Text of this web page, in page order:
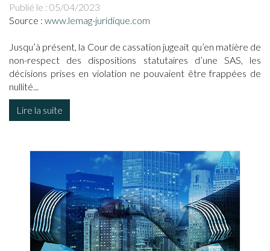
Publié le : 05/04/2023
Source : www.lemag-juridique.com
Jusqu’à présent, la Cour de cassation jugeait qu’en matière de
non-respect des dispositions statutaires d’une SAS, les
décisions prises en violation ne pouvaient être frappées de
nullité...
Lire la suite